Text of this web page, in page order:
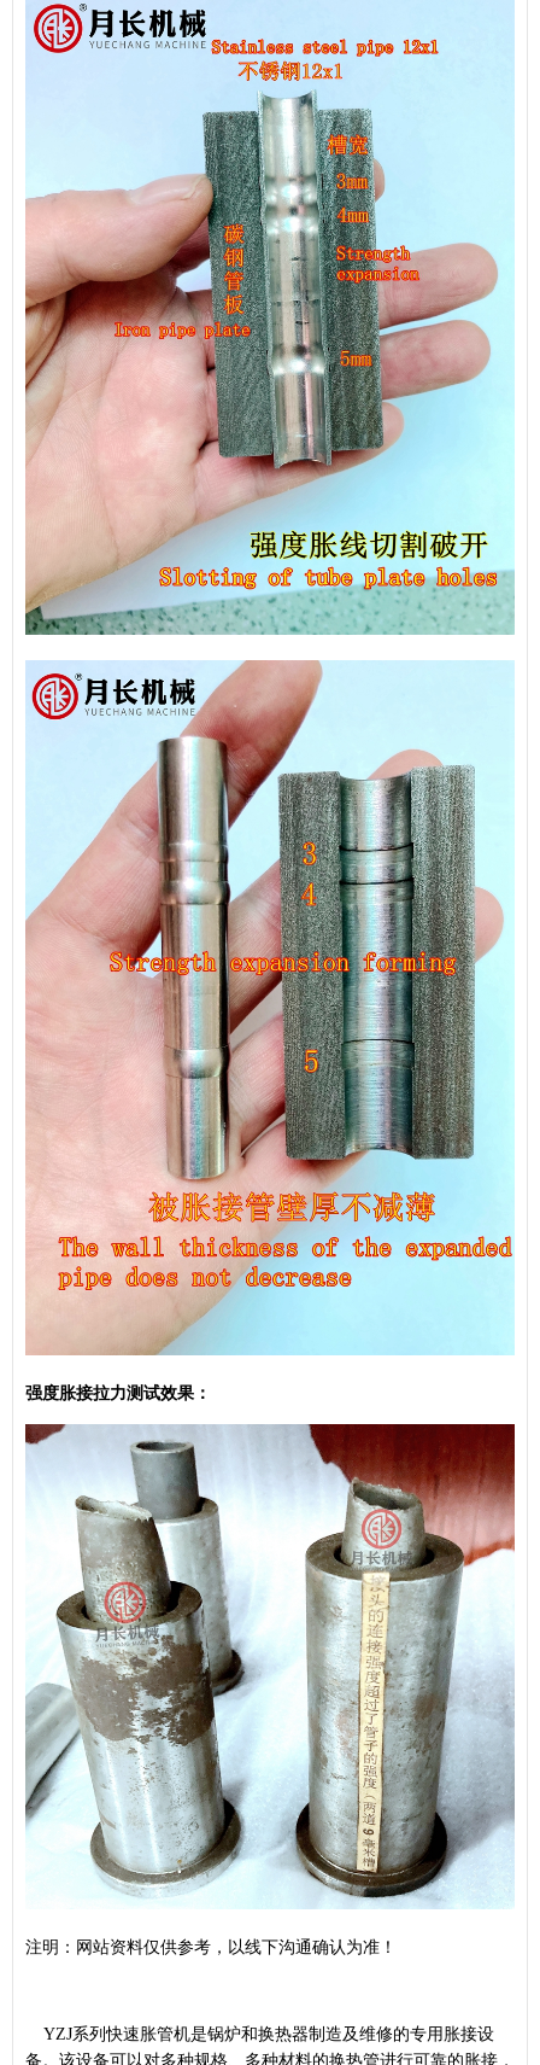
强度胀接拉力测试效果：
注明：网站资料仅供参考，以线下沟通确认为准！
YZJ系列快速胀管机是锅炉和换热器制造及维修的专用胀接设
备。该设备可以对多种规格、多种材料的换热管进行可靠的胀接，